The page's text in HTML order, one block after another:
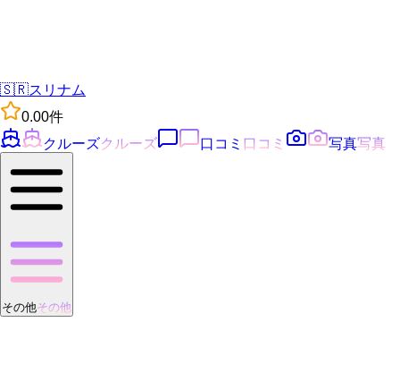
🇸🇷スリナム
0.00件
クルーズクルーズ 口コミ 口コミ 写真写真
その他その他